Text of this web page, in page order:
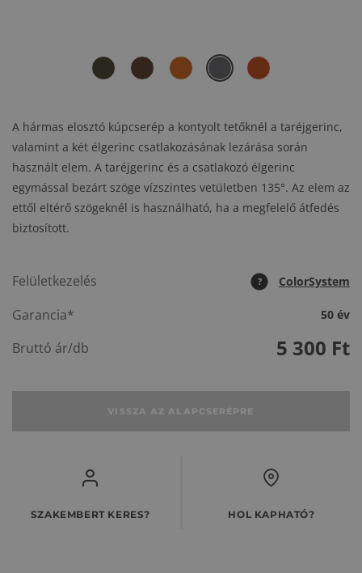
A hármas elosztó kúpcserép a kontyolt tetőknél a taréjgerinc,
valamint a két élgerinc csatlakozásának lezárása során
használt elem. A taréjgerinc és a csatlakozó élgerinc
egymással bezárt szöge vízszintes vetületben 135°. Az elem az
ettől eltérő szögeknél is használható, ha a megfelelő átfedés
biztosított.
Felületkezelés ? ColorSystem
Garancia* 50 év
Bruttó ár/db 5 300 Ft
VISSZA AZ ALAPCSERÉPRE
SZAKEMBERT KERES? HOL KAPHATÓ?